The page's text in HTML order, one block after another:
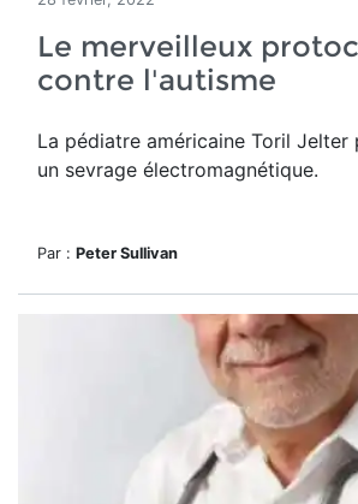
Le merveilleux
contre l'autisme
La pédiatre américaine Toril Jelter
un sevrage électromagnétique.
Par : Peter Sullivan